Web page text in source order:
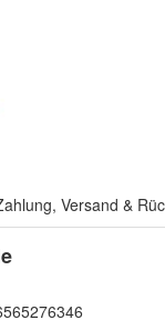
Versand &